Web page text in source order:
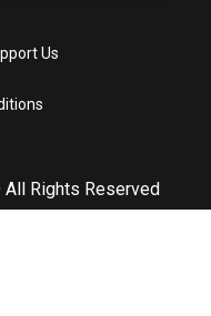
Rights Reserved
Us